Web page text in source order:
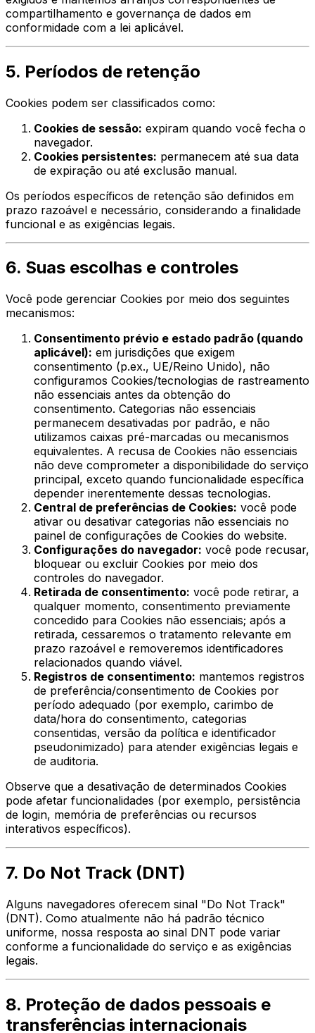
compartilhamento e governança de dados em
conformidade com a lei aplicável.
5. Períodos de retenção
Cookies podem ser classificados como:
Cookies de sessão: expiram quando você fecha o
navegador.
Cookies persistentes: permanecem até sua data
de expiração ou até exclusão manual.
Os períodos específicos de retenção são definidos em
prazo razoável e necessário, considerando a finalidade
funcional e as exigências legais.
6. Suas escolhas e controles
Você pode gerenciar Cookies por meio dos seguintes
mecanismos:
Consentimento prévio e estado padrão (quando
aplicável): em jurisdições que exigem
consentimento (p.ex., UE/Reino Unido), não
configuramos Cookies/tecnologias de rastreamento
não essenciais antes da obtenção do
consentimento. Categorias não essenciais
permanecem desativadas por padrão, e não
utilizamos caixas pré-marcadas ou mecanismos
equivalentes. A recusa de Cookies não essenciais
não deve comprometer a disponibilidade do serviço
principal, exceto quando funcionalidade específica
depender inerentemente dessas tecnologias.
Central de preferências de Cookies: você pode
ativar ou desativar categorias não essenciais no
painel de configurações de Cookies do website.
Configurações do navegador: você pode recusar,
bloquear ou excluir Cookies por meio dos
controles do navegador.
Retirada de consentimento: você pode retirar, a
qualquer momento, consentimento previamente
concedido para Cookies não essenciais; após a
retirada, cessaremos o tratamento relevante em
prazo razoável e removeremos identificadores
relacionados quando viável.
Registros de consentimento: mantemos registros
de preferência/consentimento de Cookies por
período adequado (por exemplo, carimbo de
data/hora do consentimento, categorias
consentidas, versão da política e identificador
pseudonimizado) para atender exigências legais e
de auditoria.
Observe que a desativação de determinados Cookies
pode afetar funcionalidades (por exemplo, persistência
de login, memória de preferências ou recursos
interativos específicos).
7. Do Not Track (DNT)
Alguns navegadores oferecem sinal "Do Not Track"
(DNT). Como atualmente não há padrão técnico
uniforme, nossa resposta ao sinal DNT pode variar
conforme a funcionalidade do serviço e as exigências
legais.
8. Proteção de dados pessoais e
transferências internacionais